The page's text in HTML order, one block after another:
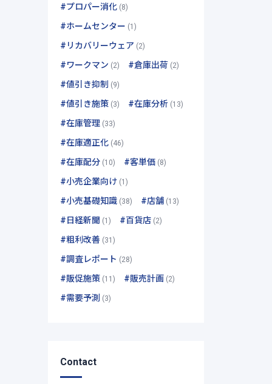
#プロパー消化(8)
#ホームセンター (1)
#リカバリーウェア (2)
#ワークマン (2) #倉庫出荷 (2)
#値引き抑制 (9)
#値引き施策(3) #在庫分析(13)
#在庫管理(33)
#在庫適正化(46)
#在庫配分(10) #客単価(8)
#小売企業向け(1)
#小売基礎知識(38) #店舗(13)
#日経新聞 (1) #百貨店(2)
#粗利改善 (31)
#調査レポート (28)
#販促施策(11) #販売計画 (2)
#需要予測 (3)
Contact